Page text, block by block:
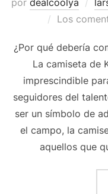
por dealcoolya
Los
¿Por qué debería
La camiseta de
imprescindible
seguidores del
ser un símbolo de
el campo, la
aquellos que